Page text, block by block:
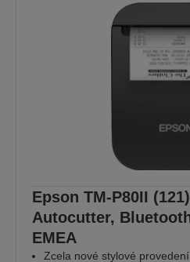
Epson TM-P80II
Autocutter,
EMEA
Zcela nové stylové provedení